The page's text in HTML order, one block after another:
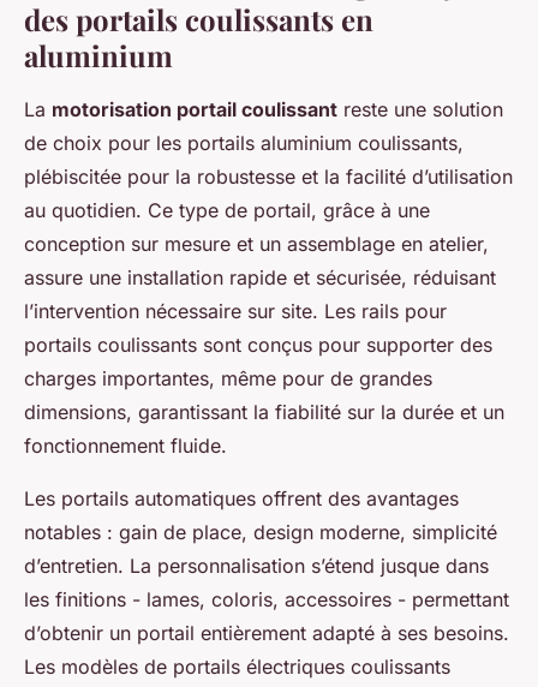
des portails coulissants en
aluminium
La motorisation portail coulissant reste une solution
de choix pour les portails aluminium coulissants,
plébiscitée pour la robustesse et la facilité d’utilisation
au quotidien. Ce type de portail, grâce à une
conception sur mesure et un assemblage en atelier,
assure une installation rapide et sécurisée, réduisant
l’intervention nécessaire sur site. Les rails pour
portails coulissants sont conçus pour supporter des
charges importantes, même pour de grandes
dimensions, garantissant la fiabilité sur la durée et un
fonctionnement fluide.
Les portails automatiques offrent des avantages
notables : gain de place, design moderne, simplicité
d’entretien. La personnalisation s’étend jusque dans
les finitions - lames, coloris, accessoires - permettant
d’obtenir un portail entièrement adapté à ses besoins.
Les modèles de portails électriques coulissants